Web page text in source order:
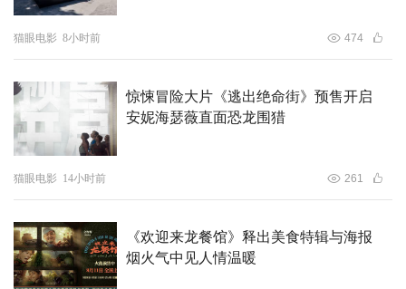
看点四、尼泊尔异域风情全呈现 足不出户去旅行
往，辗转国内外多地取景的电影《追你而来》将从国内到尼
泊尔带领观众透过视听沉浸式体验一场精彩旅游。影片中，
尼泊尔具有代表性的景观将清晰呈现，“一镜到底”畅游白
塔、华人街、杜巴广场、帕斯帕提纳神庙、费瓦湖、尼泊尔
街头等，坐在影院即可足不出户感受尼泊尔的美食、美景、
人文风情，并在其中放松身心，忘却烦恼与压力。
猫眼电影 8小时前 474
惊悚冒险大片《逃出绝命街》预售开启
安妮海瑟薇直面恐龙围猎
猫眼电影 14小时前 261
《欢迎来龙餐馆》释出美食特辑与海报
烟火气中见人情温暖